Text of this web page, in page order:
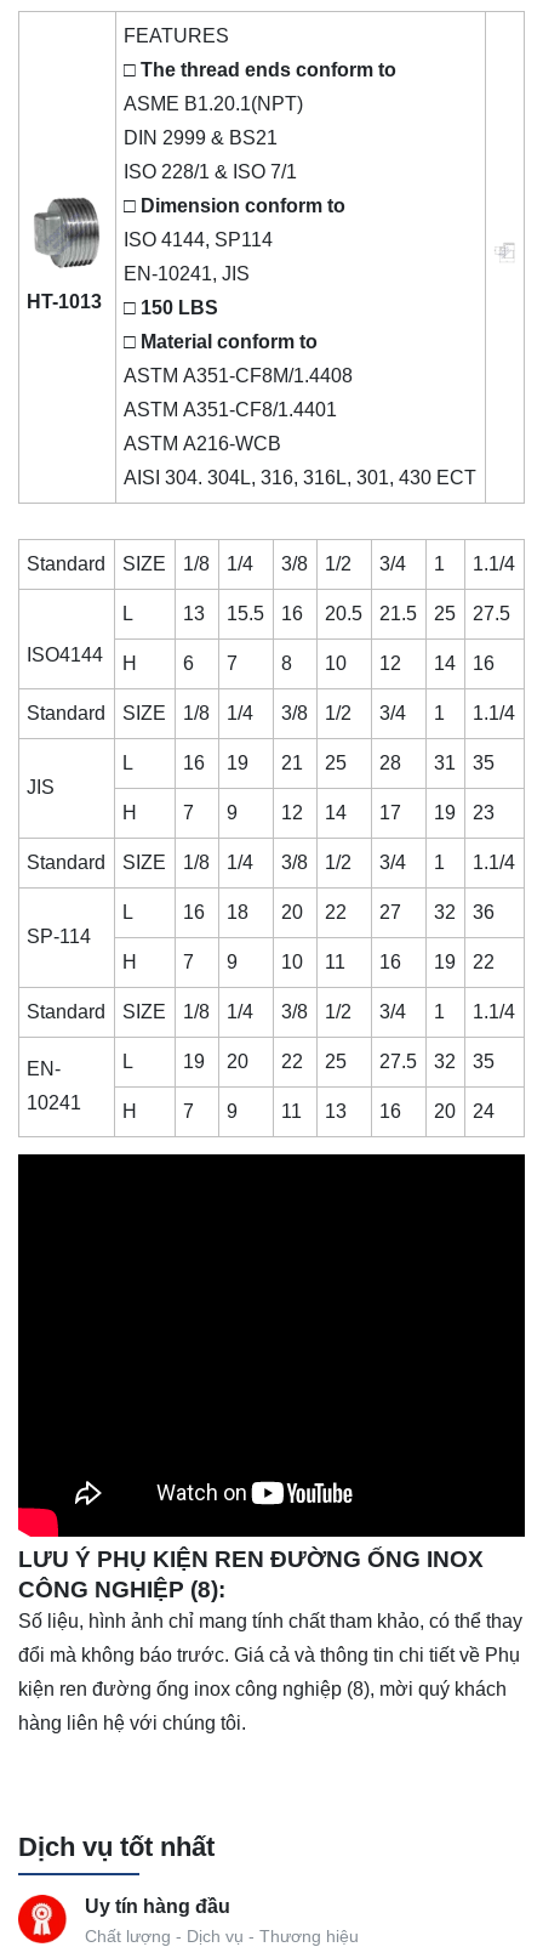
HT-1013
FEATURES
□ The thread ends conform to
ASME B1.20.1(NPT)
DIN 2999 & BS21
ISO 228/1 & ISO 7/1
□ Dimension conform to
ISO 4144, SP114
EN-10241, JIS
□ 150 LBS
□ Material conform to
ASTM A351-CF8M/1.4408
ASTM A351-CF8/1.4401
ASTM A216-WCB
AISI 304. 304L, 316, 316L, 301, 430 ECT
Standard SIZE 1/8 1/4 3/8 1/2 3/4 1 1.1/4
ISO4144
L 13 15.5 16 20.5 21.5 25 27.5
H 6 7 8 10 12 14 16
Standard SIZE 1/8 1/4 3/8 1/2 3/4 1 1.1/4
JIS
L 16 19 21 25 28 31 35
H 7 9 12 14 17 19 23
Standard SIZE 1/8 1/4 3/8 1/2 3/4 1 1.1/4
SP-114
L 16 18 20 22 27 32 36
H 7 9 10 11 16 19 22
Standard SIZE 1/8 1/4 3/8 1/2 3/4 1 1.1/4
EN-
10241
L 19 20 22 25 27.5 32 35
H 7 9 11 13 16 20 24
LƯU Ý PHỤ KIỆN REN ĐƯỜNG ỐNG INOX
CÔNG NGHIỆP (8):
Số liệu, hình ảnh chỉ mang tính chất tham khảo, có thể thay
đổi mà không báo trước. Giá cả và thông tin chi tiết về Phụ
kiện ren đường ống inox công nghiệp (8), mời quý khách
hàng liên hệ với chúng tôi.
Dịch vụ tốt nhất
Uy tín hàng đầu
Chất lượng - Dịch vụ - Thương hiệu